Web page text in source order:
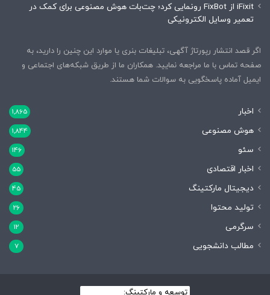
iFixit از FixBot رونمایی کرد؛ چت‌بات هوش مصنوعی برای کمک در
تعمیر وسایل الکترونیکی
اگر قصد انتشار رپورتاژ آگهی، تبلیغات بنری یا موارد این چنین را دارید، به
صفحه تماس با ما مراجعه نمایید. همکاران ما از طریق شبکه‌های اجتماعی و
ایمیل آماده پاسخگویی به سوالات شما هستند.
اخبار 1,865
هوش مصنوعی 1,844
سئو 146
اخبار اقتصادی 55
دیجیتال مارکتینگ 45
تولید محتوا 26
سرگرمی 12
مطالب دانشجویی 7
توسعه و مارکتینگ: